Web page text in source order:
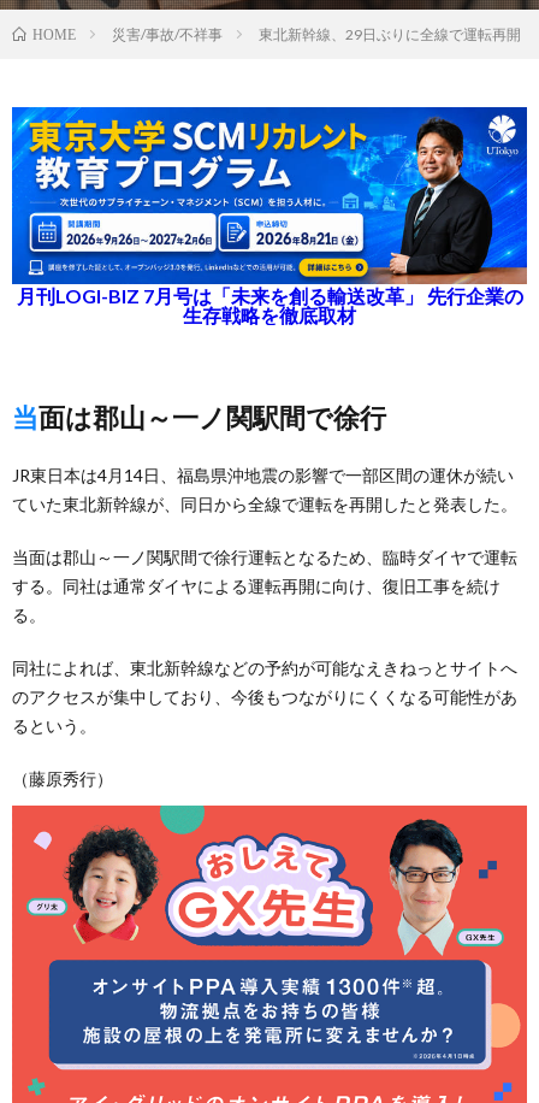
HOME 災害/事故/不祥事 東北新幹線、29日ぶりに全線で運転再開
月刊LOGI-BIZ 7月号は「未来を創る輸送改革」 先行企業の
生存戦略を徹底取材
当面は郡山～一ノ関駅間で徐行
JR東日本は4月14日、福島県沖地震の影響で一部区間の運休が続い
ていた東北新幹線が、同日から全線で運転を再開したと発表した。
当面は郡山～一ノ関駅間で徐行運転となるため、臨時ダイヤで運転
する。同社は通常ダイヤによる運転再開に向け、復旧工事を続け
る。
同社によれば、東北新幹線などの予約が可能なえきねっとサイトへ
のアクセスが集中しており、今後もつながりにくくなる可能性があ
るという。
（藤原秀行）